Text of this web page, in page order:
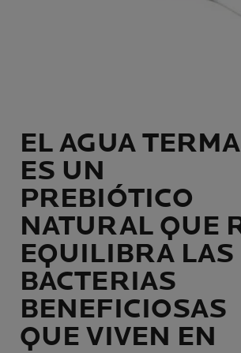
EL AGUA
ES UN
PREBIÓTICO
NATURAL QUE
EQUILIBRA LAS
BACTERIAS
BENEFICIOSAS
QUE VIVEN EN